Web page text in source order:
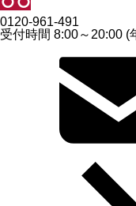
0120-961-491
受付時間 8:00～20:00 (